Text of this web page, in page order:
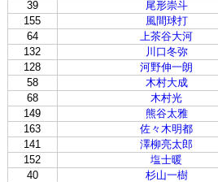
39
尾形崇斗
155
風間球打
64
上茶谷大河
132
川口冬弥
128
河野伸一朗
58
木村大成
68
木村光
149
熊谷太雅
163
佐々木明都
141
澤柳亮太郎
152
塩士暖
40
杉山一樹